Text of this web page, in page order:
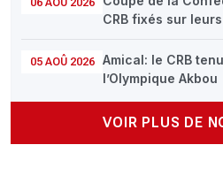
06 AOÛ 2026
CRB fixés sur
05 AOÛ 2026
Amical: le CRB
l’Olympique Akbou
VOIR PLUS DE